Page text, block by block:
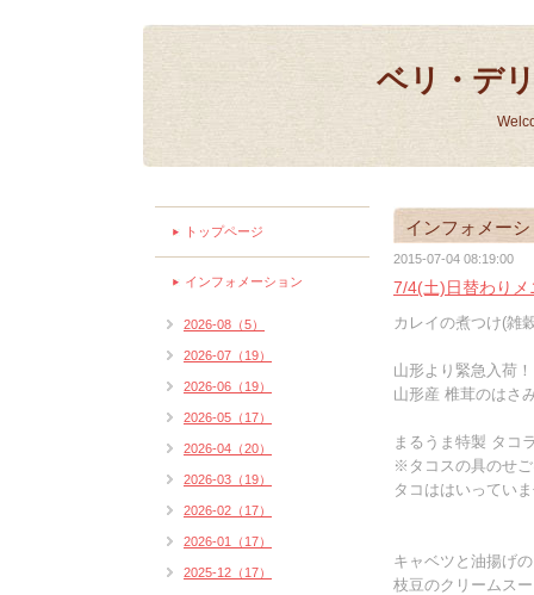
ベリ・デ
インフォメー
2015-07-04 08:19:00
7/4(土)日替わりメ
カレイの煮つけ(雑
山形より緊急入荷！
山形産 椎茸のはさ
まるうま特製 タコ
※タコスの具のせ
タコははいってい
キャベツと油揚げ
枝豆のクリームス
トップページ
インフォメーション
2026-08（5）
2026-07（19）
2026-06（19）
2026-05（17）
2026-04（20）
2026-03（19）
2026-02（17）
2026-01（17）
2025-12（17）